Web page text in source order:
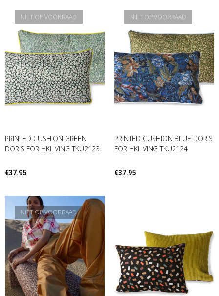
NIET OP VOORRAAD
PRINTED CUSHION GREEN
DORIS FOR HKLIVING TKU2123
€37.95
NIET OP VOORRAAD
PRINTED CUSHION BLUE DORIS
FOR HKLIVING TKU2124
€37.95
NIET OP VOORRAAD